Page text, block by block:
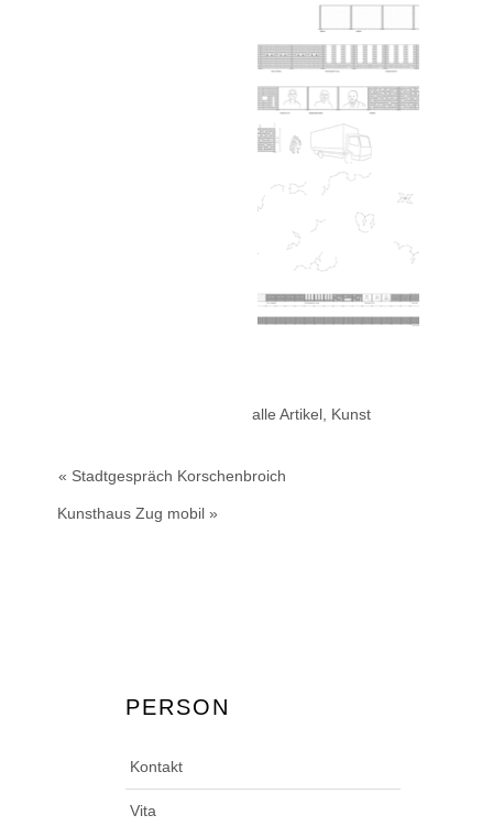
alle Artikel, Kunst
« Stadtgespräch Korschenbroich
Kunsthaus Zug mobil »
PERSON
Kontakt
Vita